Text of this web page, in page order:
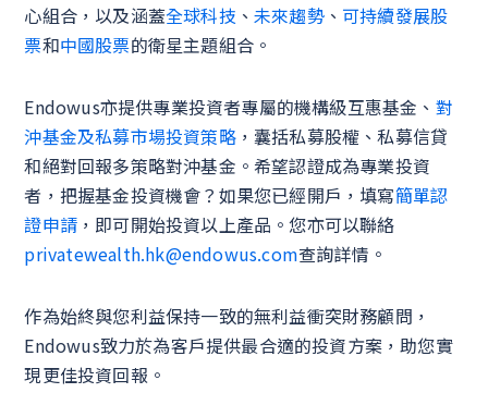
心組合，以及涵蓋全球科技 、未來趨勢、 可持續發展股
票和中國股票的衛星主題組合。
Endowus亦提供專業投資者專屬的機構級互惠基金、 對
沖基金及私募市場投資策略，囊括私募股權、私募信貸
和絕對回報多策略對沖基金。希望認證成為專業投資
者，把握基金投資機會？如果您已經開戶，填寫簡單認
證申請 ，即可開始投資以上產品。您亦可以聯絡
privatewealth.hk@endowus.com查詢詳情。
作為始終與您利益保持一致的無利益衝突財務顧問，
Endowus致力於為客戶提供最合適的投資方案，助您實
現更佳投資回報。